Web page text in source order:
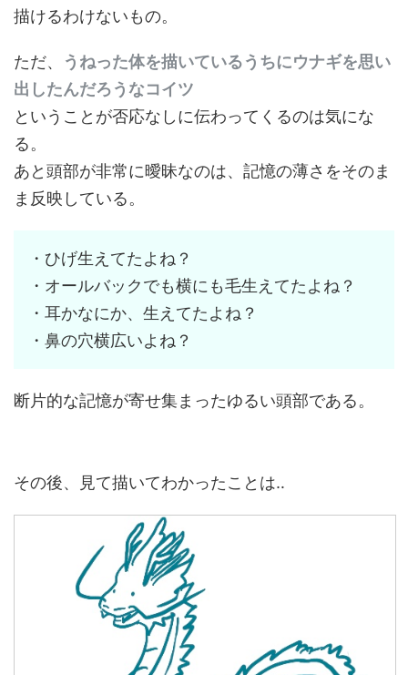
描けるわけないもの。
ただ、
うねった体を描いているうちにウナギを思い
出したんだろうなコイツ
ということが否応なしに伝わってくるのは気にな
る。
あと頭部が非常に曖昧なのは、記憶の薄さをそのま
ま反映している。
・ひげ生えてたよね？
・オールバックでも横にも毛生えてたよね？
・耳かなにか、生えてたよね？
・鼻の穴横広いよね？
断片的な記憶が寄せ集まったゆるい頭部である。
その後、見て描いてわかったことは‥